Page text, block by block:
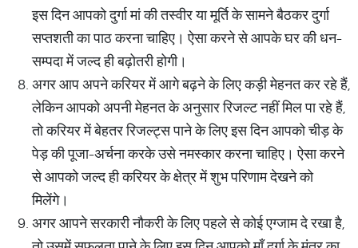
इस दिन आपको दुर्गा मां की तस्वीर या मूर्ति के सामने बैठकर दुर्गा
सप्तशती का पाठ करना चाहिए। ऐसा करने से आपके घर की धन-
सम्पदा में जल्द ही बढ़ोतरी होगी।
अगर आप अपने करियर में आगे बढ़ने के लिए कड़ी मेहनत कर रहे हैं,
लेकिन आपको अपनी मेहनत के अनुसार रिजल्ट नहीं मिल पा रहे हैं,
तो करियर में बेहतर रिजल्ट्स पाने के लिए इस दिन आपको चीड़ के
पेड़ की पूजा-अर्चना करके उसे नमस्कार करना चाहिए। ऐसा करने
से आपको जल्द ही करियर के क्षेत्र में शुभ परिणाम देखने को
मिलेंगे।
अगर आपने सरकारी नौकरी के लिए पहले से कोई एग्जाम दे रखा है,